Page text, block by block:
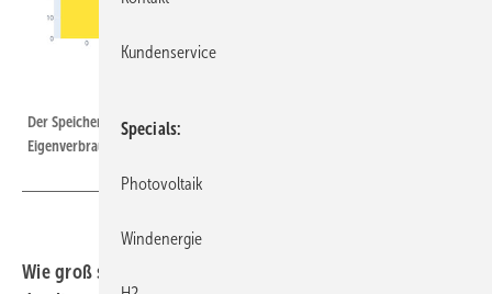
Der Speicherrechner zeigt deutlich, dass die Steigerung des
Eigenverbrauchs mit zunehmender Speichergröße abnimmt.
Wie groß sollte ein Stromspeicher ausgelegt werden,
Kundenservice
Specials
Photovoltaik
Windenergie